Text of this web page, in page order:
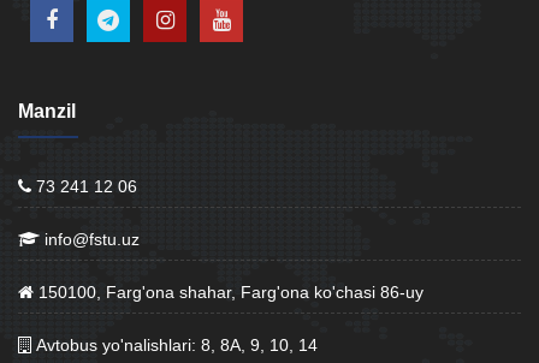
Manzil
73 241 12 06
info@fstu.uz
150100, Farg'ona shahar, Farg'ona ko'chasi 86-uy
Avtobus yo'nalishlari: 8, 8A, 9, 10, 14